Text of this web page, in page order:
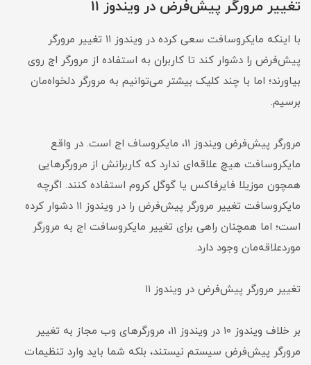
تغییر مرورگر پیش‌فرض در ویندوز ۱۱
با اینکه مایکروسافت سعی کرده در ویندوز ۱۱ تغییر مرورگر
پیش‌فرض را دشوار کند تا کاربران به استفاده از مرورگر اج روی
بیاورند؛ اما با چند کلیک بیشتر می‌توانیم به مرورگر دلخواه‌مان
برسیم.
مرورگر پیش‌فرض ویندوز ۱۱، مایکروساف اج است. در واقع
مایکروسافت هیچ علاقه‌ای ندارد که کاربرانش از مرورگرهایی
همچون موزیلا فایرفاکس یا گوگل کروم استفاده کنند. اگرچه
مایکروسافت تغییر مرورگر پیش‌فرض را در ویندوز ۱۱ دشوار کرده
است؛ اما همچنان راهی برای تغییر مایکروسافت اج به مرورگر
موردعلاقه‌مان وجود دارد.
تغییر مرورگر پیش‌فرض در ویندوز ۱۱
بر خلاف ویندوز ۱۰ در ویندوز ۱۱، مرورگرهای وب مجاز به تغییر
مرورگر پیش‌فرض سیستم نیستند، بلکه شما باید وارد تنظیمات